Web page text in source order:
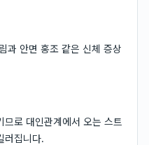
과 안면 홍조 같은 신체 증상
로 대인관계에서 오는 스트
러집니다.